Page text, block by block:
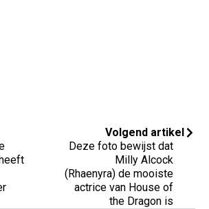
Volgend artikel
Deze foto bewijst dat
Milly Alcock
(Rhaenyra) de mooiste
actrice van House of
the Dragon is